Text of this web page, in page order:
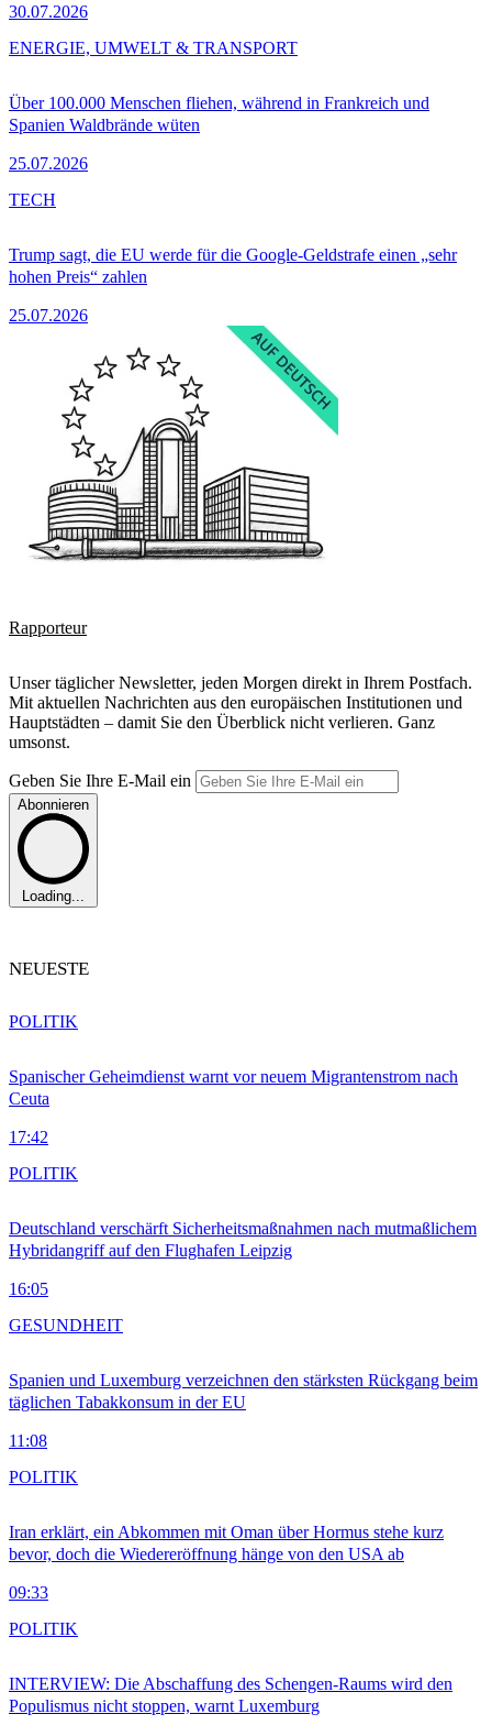
30.07.2026
Über 100.000 Menschen fliehen, während in Frankreich und
Spanien Waldbrände wüten
25.07.2026
ENERGIE, UMWELT & TRANSPORT
Trump sagt, die EU werde für die Google-Geldstrafe einen „sehr
hohen Preis“ zahlen
25.07.2026
TECH
Rapporteur
Unser täglicher Newsletter, jeden Morgen direkt in Ihrem Postfach.
Mit aktuellen Nachrichten aus den europäischen Institutionen und
Hauptstädten – damit Sie den Überblick nicht verlieren. Ganz
umsonst.
Geben Sie Ihre E-Mail ein
Abonnieren
Loading...
NEUESTE
Spanischer Geheimdienst warnt vor neuem Migrantenstrom nach
Ceuta
17:42
POLITIK
Deutschland verschärft Sicherheitsmaßnahmen nach mutmaßlichem
Hybridangriff auf den Flughafen Leipzig
16:05
POLITIK
Spanien und Luxemburg verzeichnen den stärksten Rückgang beim
täglichen Tabakkonsum in der EU
11:08
GESUNDHEIT
Iran erklärt, ein Abkommen mit Oman über Hormus stehe kurz
bevor, doch die Wiedereröffnung hänge von den USA ab
09:33
POLITIK
INTERVIEW: Die Abschaffung des Schengen-Raums wird den
Populismus nicht stoppen, warnt Luxemburg
POLITIK